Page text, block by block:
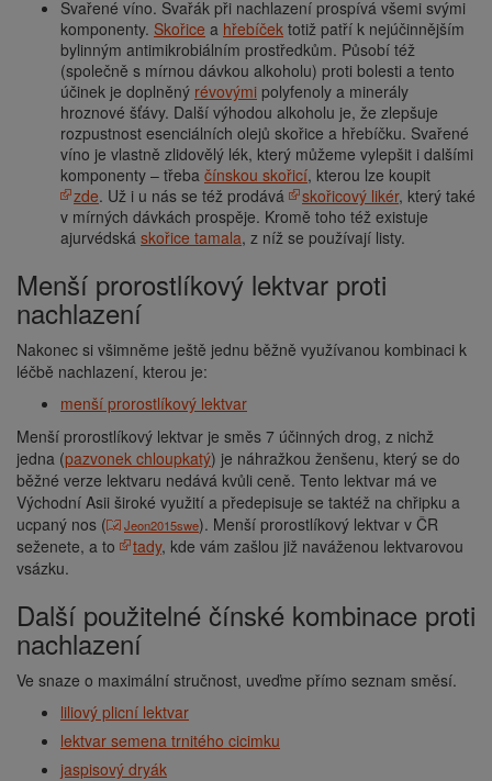
Svařené víno. Svařák při nachlazení prospívá všemi svými
komponenty. Skořice a hřebíček totiž patří k nejúčinnějším
bylinným antimikrobiálním prostředkům. Působí též
(společně s mírnou dávkou alkoholu) proti bolesti a tento
účinek je doplněný révovými polyfenoly a minerály
hroznové šťávy. Další výhodou alkoholu je, že zlepšuje
rozpustnost esenciálních olejů skořice a hřebíčku. Svařené
víno je vlastně zlidovělý lék, který můžeme vylepšit i dalšími
komponenty – třeba čínskou skořicí, kterou lze koupit
zde. Už i u nás se též prodává skořicový likér, který také
v mírných dávkách prospěje. Kromě toho též existuje
ajurvédská skořice tamala, z níž se používají listy.
Menší prorostlíkový lektvar proti
nachlazení
Nakonec si všimněme ještě jednu běžně využívanou kombinaci k
léčbě nachlazení, kterou je:
menší prorostlíkový lektvar
Menší prorostlíkový lektvar je směs 7 účinných drog, z nichž
jedna (pazvonek chloupkatý) je náhražkou ženšenu, který se do
běžné verze lektvaru nedává kvůli ceně. Tento lektvar má ve
Východní Asii široké využití a předepisuje se taktéž na chřipku a
ucpaný nos (
Jeon2015swe). Menší prorostlíkový lektvar v ČR
seženete, a to
tady, kde vám zašlou již naváženou lektvarovou
vsázku.
Další použitelné čínské kombinace proti
nachlazení
Ve snaze o maximální stručnost, uveďme přímo seznam směsí.
liliový plicní lektvar
lektvar semena trnitého cicimku
jaspisový dryák